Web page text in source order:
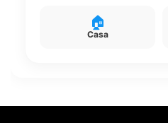
🏠
Casa